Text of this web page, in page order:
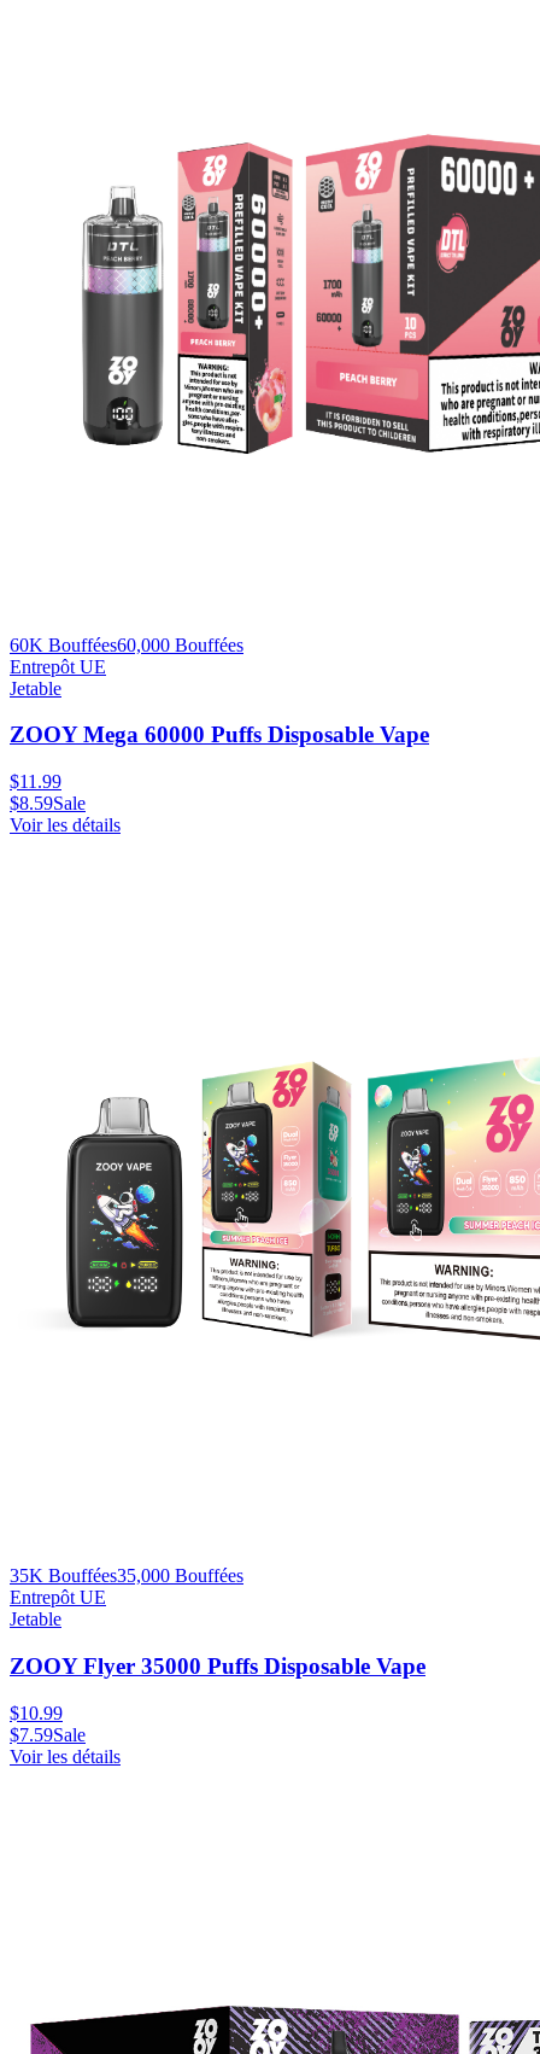
60K Bouffées60,000 Bouffées
Entrepôt UE
Jetable
ZOOY Mega 60000 Puffs Disposable Vape
$11.99
$8.59Sale
Voir les détails
35K Bouffées35,000 Bouffées
Entrepôt UE
Jetable
ZOOY Flyer 35000 Puffs Disposable Vape
$10.99
$7.59Sale
Voir les détails